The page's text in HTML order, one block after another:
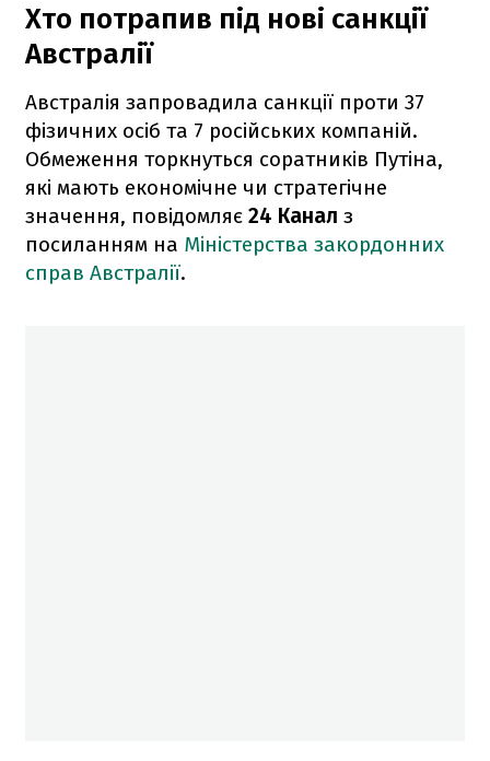
Хто потрапив під нові санкції
Австралії
Австралія запровадила санкції проти 37
фізичних осіб та 7 російських компаній.
Обмеження торкнуться соратників Путіна,
які мають економічне чи стратегічне
значення, повідомляє 24 Канал з
посиланням на Міністерства закордонних
справ Австралії.